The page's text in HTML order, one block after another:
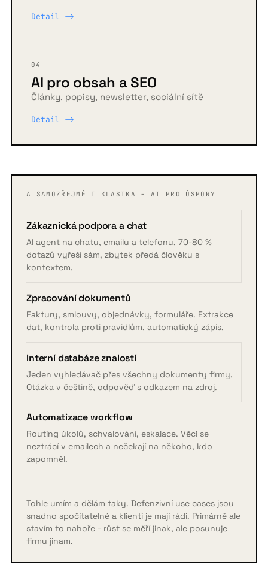
Detail ->
04
AI pro obsah a SEO
Články, popisy, newsletter, sociální sítě
Detail ->
A SAMOZŘEJMĚ I KLASIKA - AI PRO ÚSPORY
Zákaznická podpora a chat
AI agent na chatu, emailu a telefonu. 70-80 %
dotazů vyřeší sám, zbytek předá člověku s
kontextem.
Zpracování dokumentů
Faktury, smlouvy, objednávky, formuláře. Extrakce
dat, kontrola proti pravidlům, automatický zápis.
Interní databáze znalostí
Jeden vyhledávač přes všechny dokumenty firmy.
Otázka v češtině, odpověď s odkazem na zdroj.
Automatizace workflow
Routing úkolů, schvalování, eskalace. Věci se
neztrácí v emailech a nečekají na někoho, kdo
zapomněl.
Tohle umím a dělám taky. Defenzivní use cases jsou
snadno spočítatelné a klienti je mají rádi. Primárně ale
stavím to nahoře - růst se měří jinak, ale posunuje
firmu jinam.